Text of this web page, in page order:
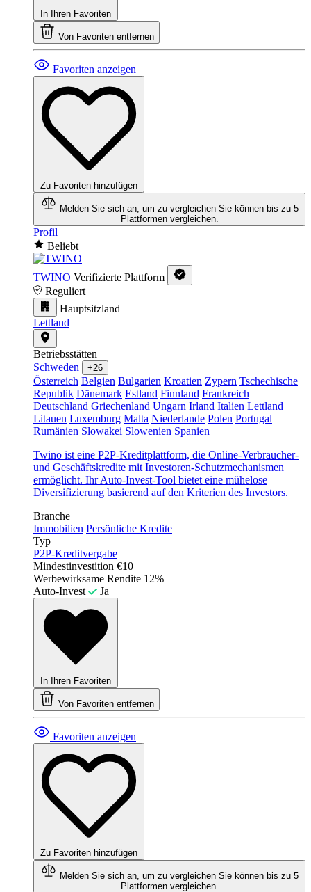
In Ihren Favoriten
Von Favoriten entfernen
Favoriten anzeigen
Zu Favoriten hinzufügen
Melden Sie sich an, um zu vergleichen Sie können bis zu 5
Plattformen vergleichen.
Profil
Beliebt
TWINO Verifizierte Plattform
Reguliert
Hauptsitzland
Lettland
Betriebsstätten
Schweden
+26
Österreich Belgien Bulgarien Kroatien Zypern Tschechische
Republik Dänemark Estland Finnland Frankreich
Deutschland Griechenland Ungarn Irland Italien Lettland
Litauen Luxemburg Malta Niederlande Polen Portugal
Rumänien Slowakei Slowenien Spanien
Twino ist eine P2P-Kreditplattform, die Online-Verbraucher-
und Geschäftskredite mit Investoren-Schutzmechanismen
ermöglicht. Ihr Auto-Invest-Tool bietet eine mühelose
Diversifizierung basierend auf den Kriterien des Investors.
Branche
Immobilien Persönliche Kredite
Typ
P2P-Kreditvergabe
Mindestinvestition €10
Werbewirksame Rendite 12%
Auto-Invest
Ja
In Ihren Favoriten
Von Favoriten entfernen
Favoriten anzeigen
Zu Favoriten hinzufügen
Melden Sie sich an, um zu vergleichen Sie können bis zu 5
Plattformen vergleichen.